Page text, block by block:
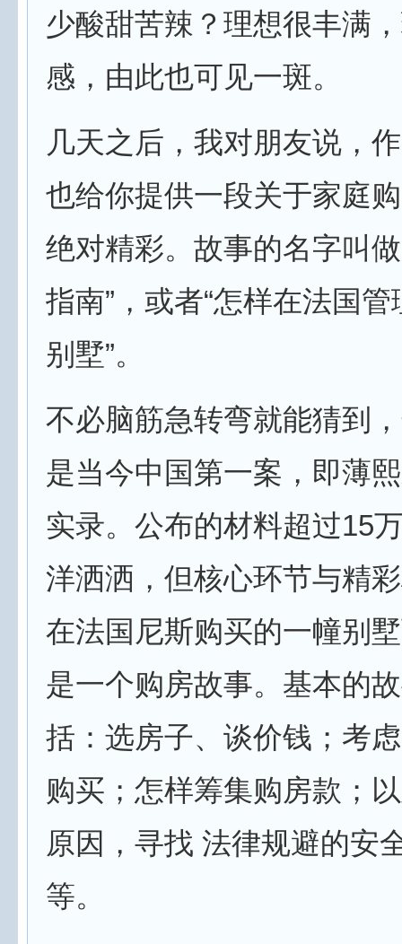
少酸甜苦辣？理想很丰满
感，由此也可见一斑。
几天之后，我对朋友说，
也给你提供一段关于家庭
绝对精彩。故事的名字叫
指南”，或者“怎样在法国
别墅”。
不必脑筋急转弯就能猜到
是当今中国第一案，即薄
实录。公布的材料超过15
洋洒洒，但核心环节与精
在法国尼斯购买的一幢别
是一个购房故事。基本的
括：选房子、谈价钱；考
购买；怎样筹集购房款；
原因，寻找 法律规避的安
等。